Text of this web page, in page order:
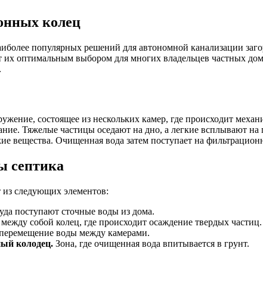
колец
популярных решений для автономной канализации
их оптимальным выбором для многих владельцев частных
состоящее из нескольких камер, где происходит
Тяжелые частицы оседают на дно, а легкие всплывают
вещества. Очищенная вода затем поступает на
септика
следующих элементов:
поступают сточные воды из дома.
собой колец, где происходит осаждение твердых частиц.
воды между камерами.
колодец. Зона, где очищенная вода впитывается в грунт.